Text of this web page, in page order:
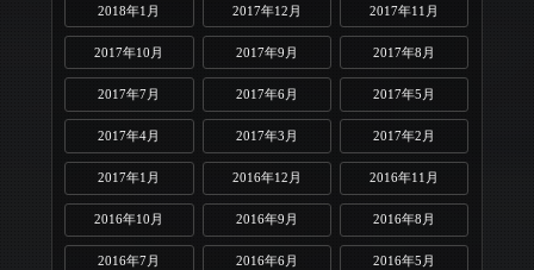
2018年1月 2017年12月 2017年11月
2017年10月 2017年9月 2017年8月
2017年7月 2017年6月 2017年5月
2017年4月 2017年3月 2017年2月
2017年1月 2016年12月 2016年11月
2016年10月 2016年9月 2016年8月
2016年7月 2016年6月 2016年5月